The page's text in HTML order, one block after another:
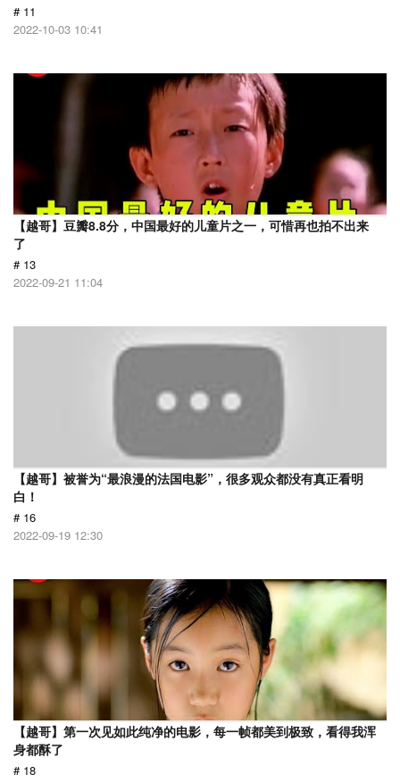
# 11
2022-10-03 10:41
【越哥】豆瓣8.8分，中国最好的儿童片之一，可惜再也拍不出来
了
# 13
2022-09-21 11:04
【越哥】被誉为“最浪漫的法国电影”，很多观众都没有真正看明
白！
# 16
2022-09-19 12:30
【越哥】第一次见如此纯净的电影，每一帧都美到极致，看得我浑
身都酥了
# 18